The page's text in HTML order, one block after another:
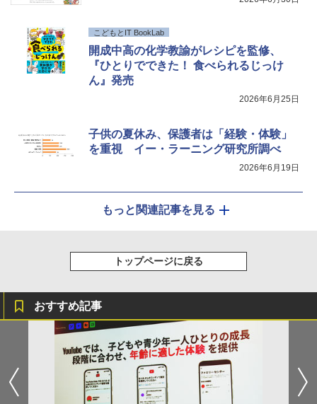
こどもとIT BookLab
開成中高の化学教諭がレシピを監修、
『ひとりでできた！ 食べられるじっけ
ん』発売
2026年6月25日
子供の夏休み、保護者は「経験・体験」
を重視 イー・ラーニング研究所調べ
2026年6月19日
もっと関連記事を見る
トップページに戻る
おすすめ記事